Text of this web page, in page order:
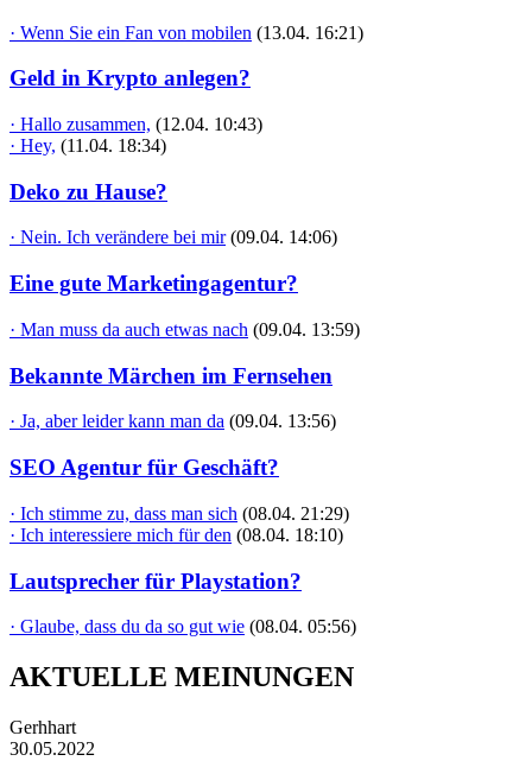
· Wenn Sie ein Fan von mobilen (13.04. 16:21)
Geld in Krypto anlegen?
· Hallo zusammen, (12.04. 10:43)
· Hey, (11.04. 18:34)
Deko zu Hause?
· Nein. Ich verändere bei mir (09.04. 14:06)
Eine gute Marketingagentur?
· Man muss da auch etwas nach (09.04. 13:59)
Bekannte Märchen im Fernsehen
· Ja, aber leider kann man da (09.04. 13:56)
SEO Agentur für Geschäft?
· Ich stimme zu, dass man sich (08.04. 21:29)
· Ich interessiere mich für den (08.04. 18:10)
Lautsprecher für Playstation?
· Glaube, dass du da so gut wie (08.04. 05:56)
AKTUELLE MEINUNGEN
Gerhhart
30.05.2022